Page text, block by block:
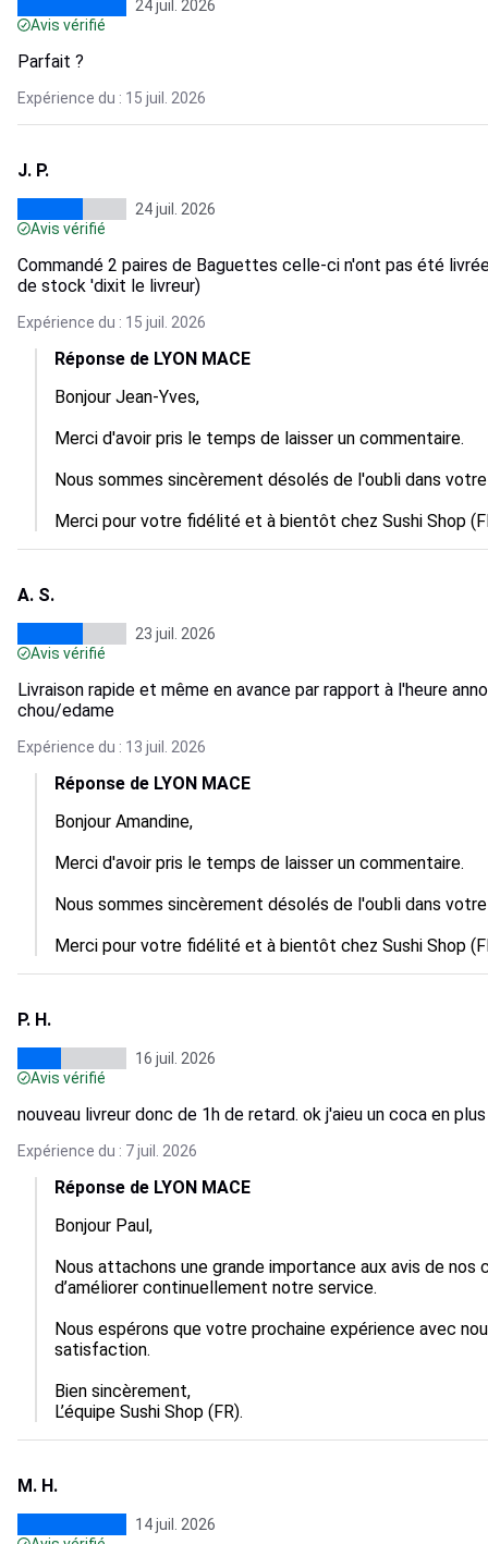
24 juil. 2026
Avis vérifié
Parfait ?
Expérience du : 15 juil. 2026
J. P.
24 juil. 2026
Avis vérifié
Commandé 2 paires de Baguettes celle-ci n'ont pas été
de stock 'dixit le livreur)
Expérience du : 15 juil. 2026
Réponse de LYON MACE
Bonjour Jean-Yves,
Merci d'avoir pris le temps de laisser un commentaire.
Nous sommes sincèrement désolés de l'oubli dans
Merci pour votre fidélité et à bientôt chez Sushi Shop
A. S.
23 juil. 2026
Avis vérifié
Livraison rapide et même en avance par rapport à l'heure
chou/edame
Expérience du : 13 juil. 2026
Réponse de LYON MACE
Bonjour Amandine,
Merci d'avoir pris le temps de laisser un commentaire.
Nous sommes sincèrement désolés de l'oubli dans
Merci pour votre fidélité et à bientôt chez Sushi Shop
P. H.
16 juil. 2026
Avis vérifié
nouveau livreur donc de 1h de retard. ok j'aieu un coca en plus
Expérience du : 7 juil. 2026
Réponse de LYON MACE
Bonjour Paul,
Nous attachons une grande importance aux avis de
d’améliorer continuellement notre service.
Nous espérons que votre prochaine expérience avec
satisfaction.
Bien sincèrement,
L’équipe Sushi Shop (FR).
M. H.
14 juil. 2026